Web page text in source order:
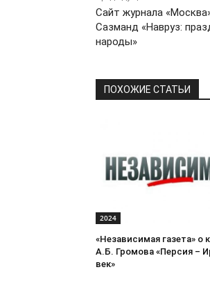
Сайт журнала
Сазманд «Навруз:
народы»
ПОХОЖИЕ СТАТЬИ
2024
«Независимая газета» о
А.Б. Громова «Персия –
век»